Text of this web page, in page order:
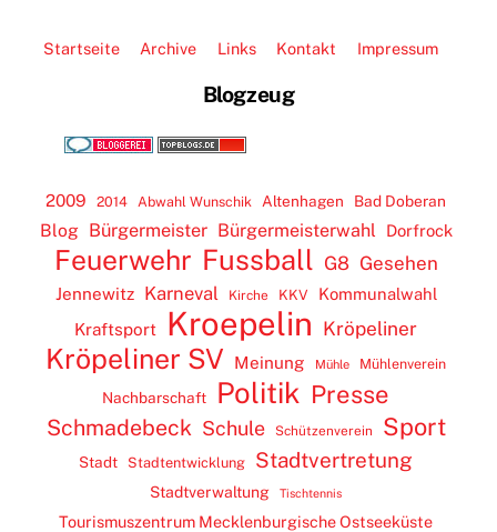
Startseite Archive Links Kontakt Impressum
Blogzeug
2009 2014 Abwahl Wunschik Altenhagen Bad Doberan
Blog Bürgermeister Bürgermeisterwahl Dorfrock
Feuerwehr Fussball G8 Gesehen
Jennewitz Karneval Kirche KKV
Kommunalwahl
Kraftsport
Kroepelin Kröpeliner
Kröpeliner SV Meinung Mühle Mühlenverein
Nachbarschaft Politik Presse
Schmadebeck Schule Schützenverein Sport
Stadt Stadtentwicklung Stadtvertretung
Stadtverwaltung Tischtennis
Tourismuszentrum Mecklenburgische Ostseeküste